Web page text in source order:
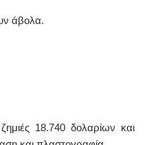
άβολα.
18.740 δολαρίων και